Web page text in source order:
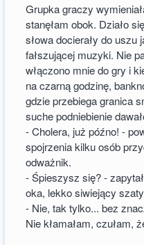
Grupka graczy
stanęłam obok. Działo
słowa docierały do uszu
fałszującej muzyki. Nie
włączono mnie do gry i
na czarną godzinę,
gdzie przebiega granica
suche podniebienie
- Cholera, już późno! -
spojrzenia kilku osób
odważnik.
- Śpieszysz się? -
oka, lekko siwiejący
- Nie, tak tylko... bez
Nie kłamałam, czułam,